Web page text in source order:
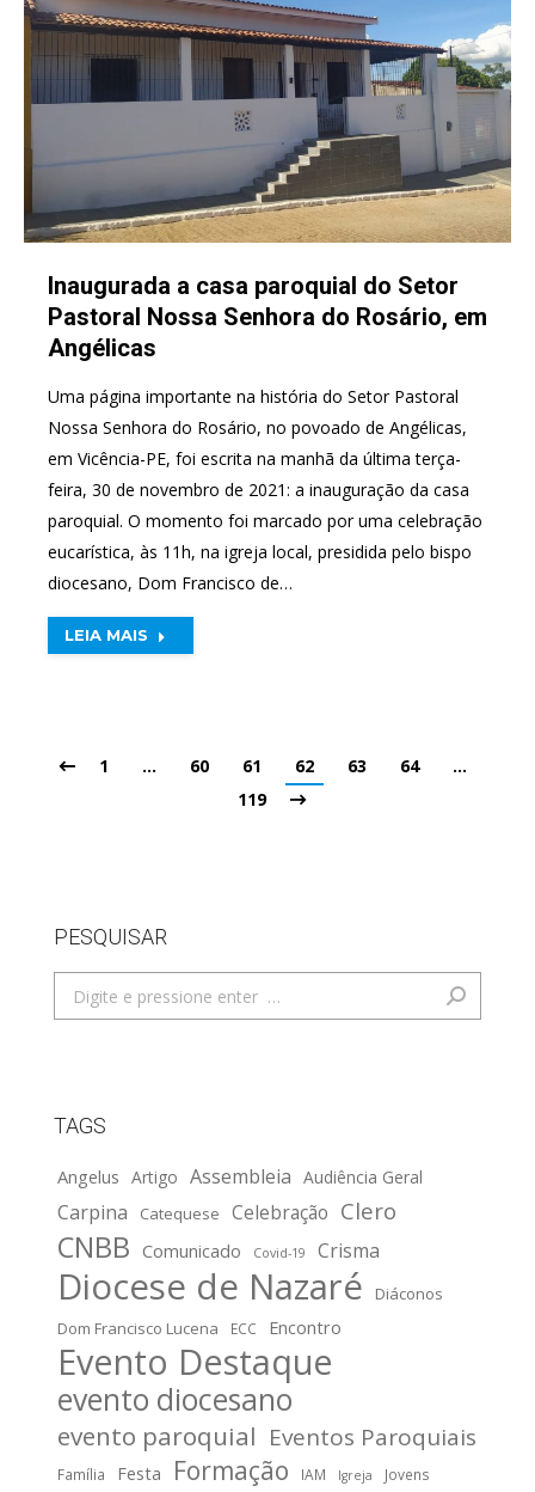
Inaugurada a casa paroquial do Setor
Pastoral Nossa Senhora do Rosário, em
Angélicas
Uma página importante na história do Setor Pastoral
Nossa Senhora do Rosário, no povoado de Angélicas,
em Vicência-PE, foi escrita na manhã da última terça-
feira, 30 de novembro de 2021: a inauguração da casa
paroquial. O momento foi marcado por uma celebração
eucarística, às 11h, na igreja local, presidida pelo bispo
diocesano, Dom Francisco de…
LEIA MAIS
1 … 60 61 62 63 64
…
119
PESQUISAR
Search:
TAGS
Angelus Artigo Assembleia Audiência Geral
Carpina Catequese Celebração Clero
CNBB Comunicado Covid-19 Crisma
Diocese de Nazaré
Diáconos
Dom Francisco Lucena
ECC Encontro
Evento Destaque
evento diocesano
evento paroquial Eventos Paroquiais
Família Festa Formação IAM Igreja Jovens